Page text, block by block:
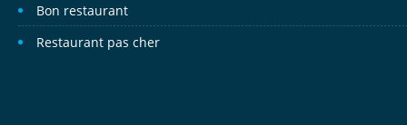
Bon restaurant
Restaurant pas cher